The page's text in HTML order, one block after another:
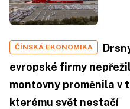
ČÍNSKÁ EKONOMIKA
evropské firmy
montovny proměnila v
kterému svět nestačí